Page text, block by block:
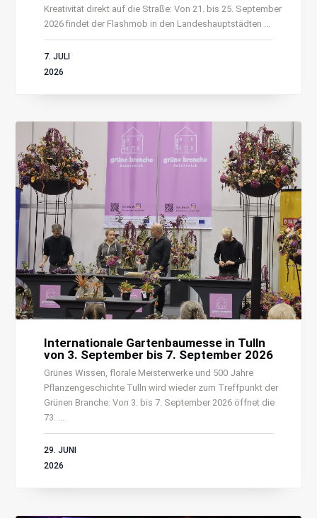
Kreativität direkt auf die Straße: Von 21. bis 25. September
2026 findet der Flashmob in den Landeshauptstädten ...
7. JULI
2026
Internationale Gartenbaumesse in Tulln
von 3. September bis 7. September 2026
Grünes Wissen, florale Meisterwerke und 500 Jahre
Pflanzengeschichte Tulln wird wieder zum Treffpunkt der
Grünen Branche: Von 3. bis 7. September 2026 öffnet die
73. ...
29. JUNI
2026